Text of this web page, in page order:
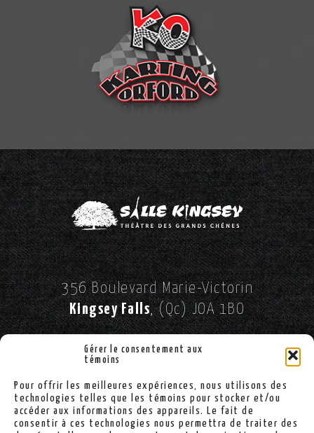
Gérer le consentement aux
témoins
Pour offrir les meilleures expériences, nous utilisons des
technologies telles que les témoins pour stocker et/ou
accéder aux informations des appareils. Le fait de
consentir à ces technologies nous permettra de traiter des
356 Boulevard Marie-Victorin
Kingsey Falls, (Qc) JOA 1BO
SUIVEZ-NOUS SUR FACEBOOK!
(819) 363-2900